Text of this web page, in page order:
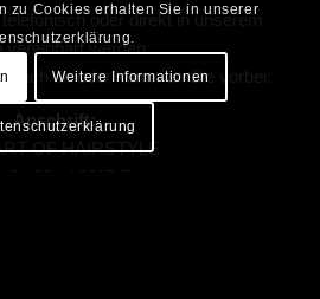
oder direkt in unserem
vereinbart werden.
an oder kommen Sie vorbei:
Anschrift:
OF HAIRSTYLE
zu Cookies erhalten Sie in unserer
Weitere Informationen